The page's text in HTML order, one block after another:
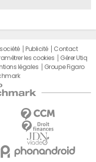
société Publicité
Contact
les cookies
Gérer Utiq
légales
Groupe Figaro